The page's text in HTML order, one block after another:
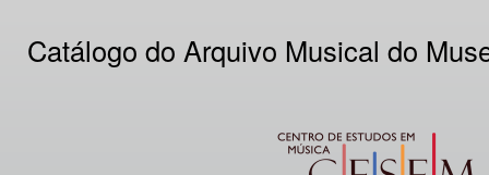
Catálogo do Arquivo Musical do
CESEM